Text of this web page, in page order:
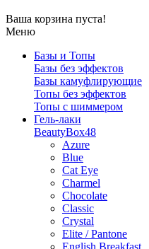
Ваша корзина пуста!
Меню
Базы и Топы
Базы без эффектов
Базы камуфлирующие
Топы без эффектов
Топы с шиммером
Гель-лаки
BeautyBox48
Azure
Blue
Cat Eye
Charmel
Chocolate
Classic
Crystal
Elite / Pantone
English Breakfast